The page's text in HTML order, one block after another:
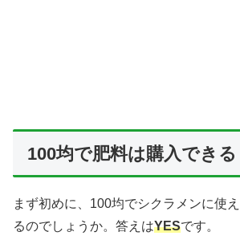
100均で肥料は購入できる
まず初めに、100均でシクラメンに使
るのでしょうか。答えはYESです。